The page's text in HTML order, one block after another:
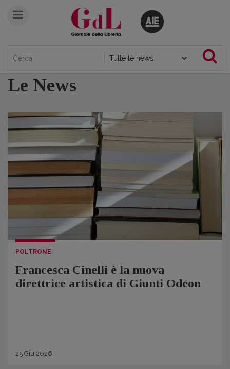
Le News
POLTRONE
Francesca Cinelli è la nuova
direttrice artistica di Giunti Odeon
25 Giu 2026